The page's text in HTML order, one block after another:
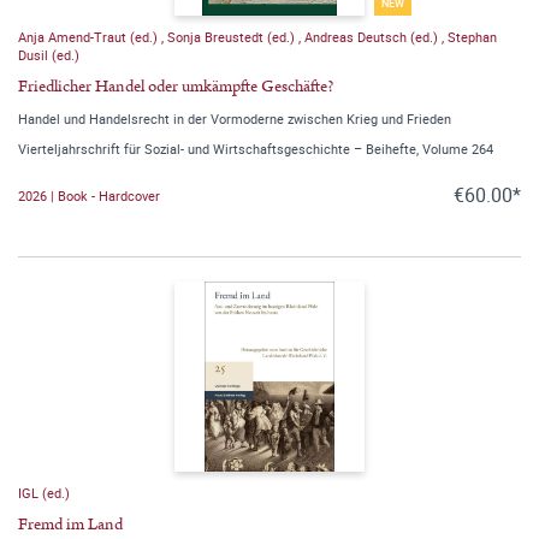
Anja Amend-Traut (ed.) , Sonja Breustedt (ed.) , Andreas Deutsch (ed.) , Stephan
Dusil (ed.)
Friedlicher Handel oder umkämpfte Geschäfte?
Handel und Handelsrecht in der Vormoderne zwischen Krieg und Frieden
Vierteljahrschrift für Sozial- und Wirtschaftsgeschichte – Beihefte, Volume 264
2026 | Book - Hardcover €60.00*
IGL (ed.)
Fremd im Land